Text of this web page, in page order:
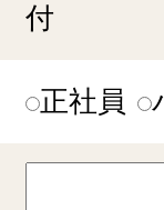
付
正社員